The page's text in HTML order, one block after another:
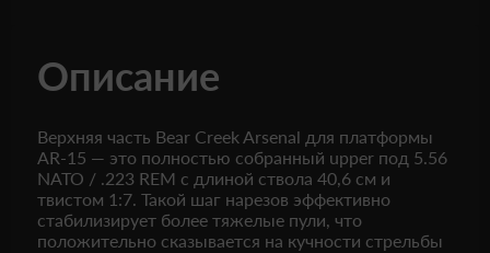
Описание
Верхняя часть Bear Creek Arsenal для платформы
AR-15 — это полностью собранный upper под 5.56
NATO / .223 REM с длиной ствола 40,6 см и
твистом 1:7. Такой шаг нарезов эффективно
стабилизирует более тяжелые пули, что
положительно сказывается на кучности стрельбы